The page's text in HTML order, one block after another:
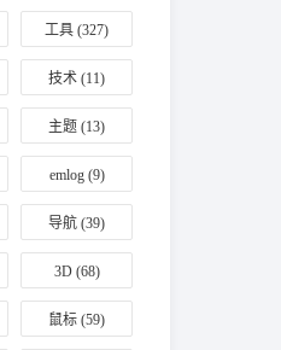
工具 (327)
技术 (11)
主题 (13)
emlog(9)
导航 (39)
3D(68)
鼠标 (59)